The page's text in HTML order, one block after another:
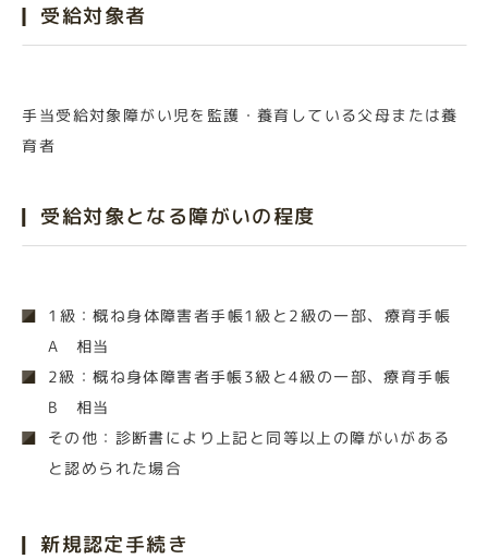
受給対象者
手当受給対象障がい児を監護・養育している父母または養
育者
受給対象となる障がいの程度
1級：概ね身体障害者手帳1級と2級の一部、療育手帳
A 相当
2級：概ね身体障害者手帳3級と4級の一部、療育手帳
B 相当
その他：診断書により上記と同等以上の障がいがある
と認められた場合
新規認定手続き